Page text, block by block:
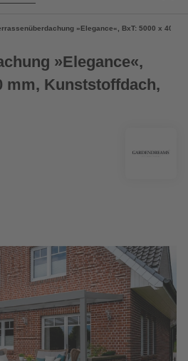
»Elegance«, BxT: 5000 x 4000
»Elegance«,
mm, Kunststoffdach,